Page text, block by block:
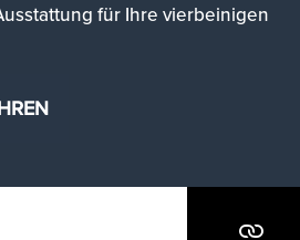
für Ihre vierbeinigen